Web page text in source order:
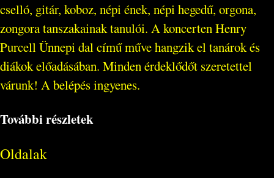
cselló, gitár, koboz, népi ének, népi hegedű, orgona,
zongora tanszakainak tanulói. A koncerten Henry
Purcell Ünnepi dal című műve hangzik el tanárok és
diákok előadásában. Minden érdeklődőt szeretettel
várunk! A belépés ingyenes.
További részletek
Oldalak